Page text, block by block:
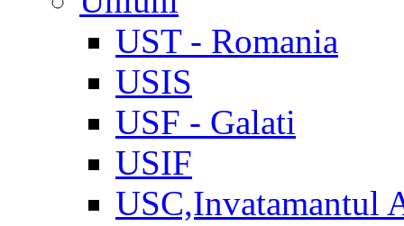
UST - Romania
USIS
USF - Galati
USIF
USC,Invatamantul